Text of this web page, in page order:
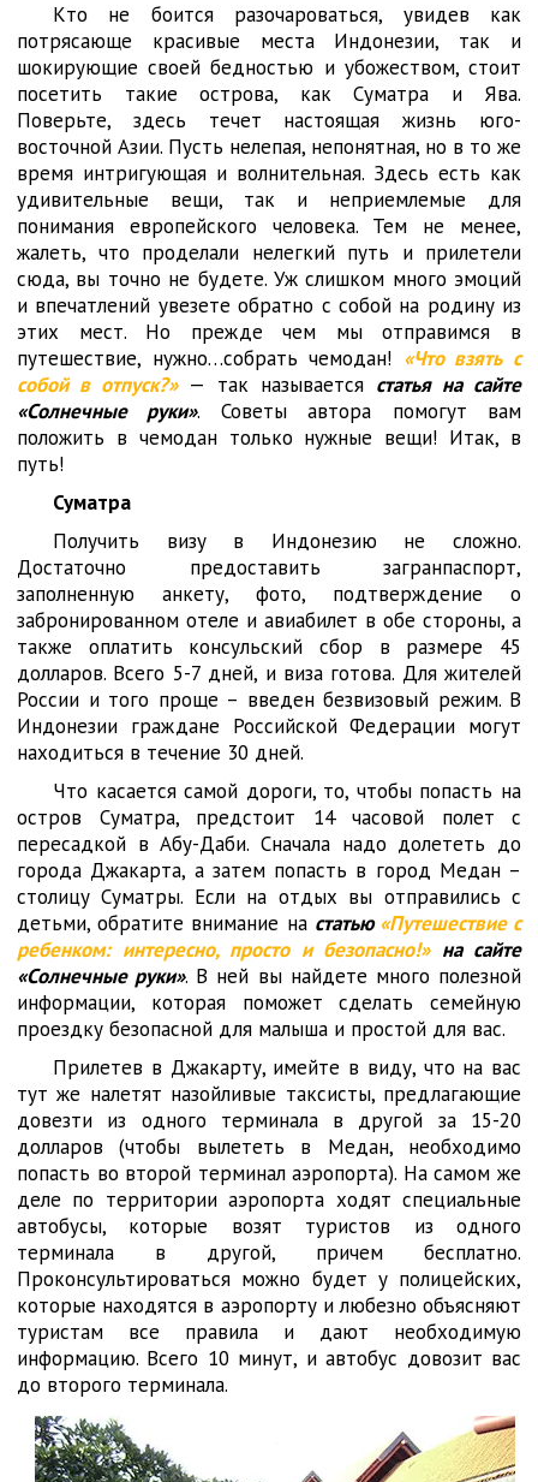
Кто не боится разочароваться, увидев как
потрясающе красивые места Индонезии, так и
шокирующие своей бедностью и убожеством, стоит
посетить такие острова, как Суматра и Ява.
Поверьте, здесь течет настоящая жизнь юго-
восточной Азии. Пусть нелепая, непонятная, но в то же
время интригующая и волнительная. Здесь есть как
удивительные вещи, так и неприемлемые для
понимания европейского человека. Тем не менее,
жалеть, что проделали нелегкий путь и прилетели
сюда, вы точно не будете. Уж слишком много эмоций
и впечатлений увезете обратно с собой на родину из
этих мест. Но прежде чем мы отправимся в
путешествие, нужно…собрать чемодан! «Что взять с
собой в отпуск?»— так называется статья на сайте
«Солнечные руки». Советы автора помогут вам
положить в чемодан только нужные вещи! Итак, в
путь!
Суматра
Получить визу в Индонезию не сложно.
Достаточно предоставить загранпаспорт,
заполненную анкету, фото, подтверждение о
забронированном отеле и авиабилет в обе стороны, а
также оплатить консульский сбор в размере 45
долларов. Всего 5-7 дней, и виза готова. Для жителей
России и того проще – введен безвизовый режим. В
Индонезии граждане Российской Федерации могут
находиться в течение 30 дней.
Что касается самой дороги, то, чтобы попасть на
остров Суматра, предстоит 14 часовой полет с
пересадкой в Абу-Даби. Сначала надо долететь до
города Джакарта, а затем попасть в город Медан –
столицу Суматры. Если на отдых вы отправились с
детьми, обратите внимание на статью«Путешествие с
ребенком: интересно, просто и безопасно!»на сайте
«Солнечные руки». В ней вы найдете много полезной
информации, которая поможет сделать семейную
проездку безопасной для малыша и простой для вас.
Прилетев в Джакарту, имейте в виду, что на вас
тут же налетят назойливые таксисты, предлагающие
довезти из одного терминала в другой за 15-20
долларов (чтобы вылететь в Медан, необходимо
попасть во второй терминал аэропорта). На самом же
деле по территории аэропорта ходят специальные
автобусы, которые возят туристов из одного
терминала в другой, причем бесплатно.
Проконсультироваться можно будет у полицейских,
которые находятся в аэропорту и любезно объясняют
туристам все правила и дают необходимую
информацию. Всего 10 минут, и автобус довозит вас
до второго терминала.